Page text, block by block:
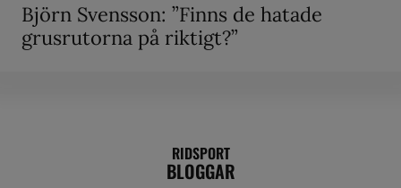
Björn Svensson: ”Finns de hatade
grusrutorna på riktigt?”
RIDSPORT
BLOGGAR